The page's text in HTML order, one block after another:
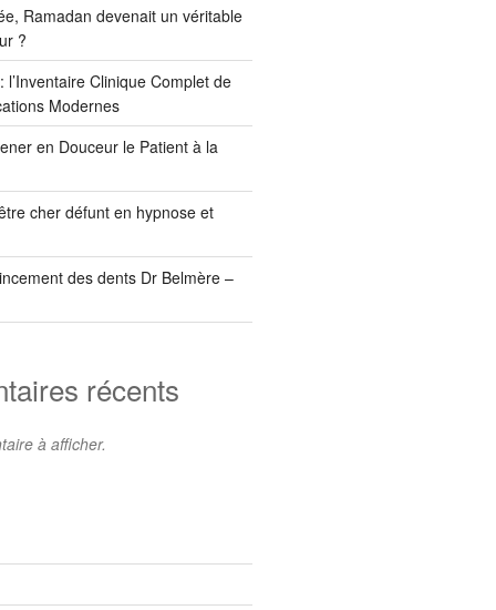
Ramadan devenait un véritable
?
l’Inventaire Clinique Complet de
Modernes
en Douceur le Patient à la
cher défunt en hypnose et
des dents Dr Belmère –
récents
à afficher.